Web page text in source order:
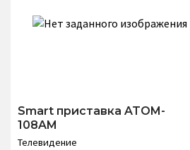
Smart приставка ATOM-
108AM
Телевидение